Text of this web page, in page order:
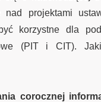
nad projektami
korzystne dla
(PIT i CIT).
corocznej